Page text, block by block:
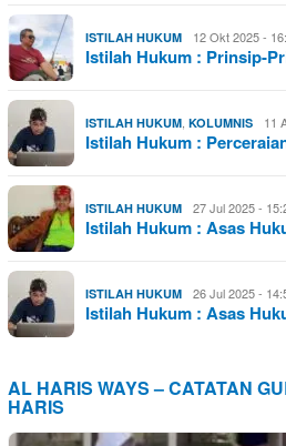
ISTILAH HUKUM 12 Okt 2025 -
Istilah Hukum : Prinsip-
ISTILAH HUKUM, KOLUMNIS 11
Istilah Hukum :
ISTILAH HUKUM 27 Jul 2025 -
Istilah Hukum : Asas
ISTILAH HUKUM 26 Jul 2025 -
Istilah Hukum : Asas
AL HARIS WAYS – CATATAN
HARIS